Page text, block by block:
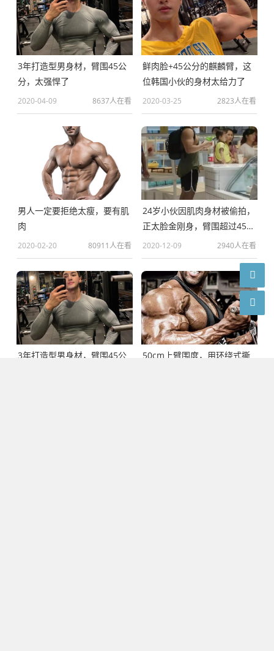
3年打造型男身材，臂围45公
分，太强悍了
2020-04-09 8637人在看
鲜肉脸+45公分的麒麟臂，这
位韩国小伙的身材太给力了
2020-03-25 2823人在看
男人一定要拒绝太瘦，要有肌
肉
2020-02-20 80911人在看
24岁小伙因肌肉身材被偷拍，
正太脸金刚身，臂围超过45厘
米
2020-12-09 2940人在看
3年打造型男身材，臂围45公
50cm上臂围度，用环绕式撕